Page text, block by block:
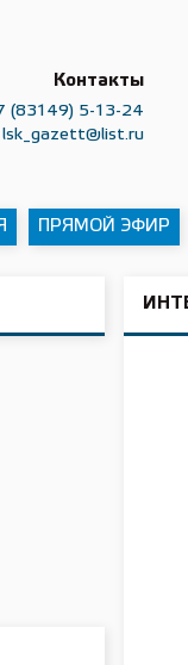
Контакты
(83149) 5-13-24
lsk_gazett@list.ru
ПРЯМОЙ ЭФИР